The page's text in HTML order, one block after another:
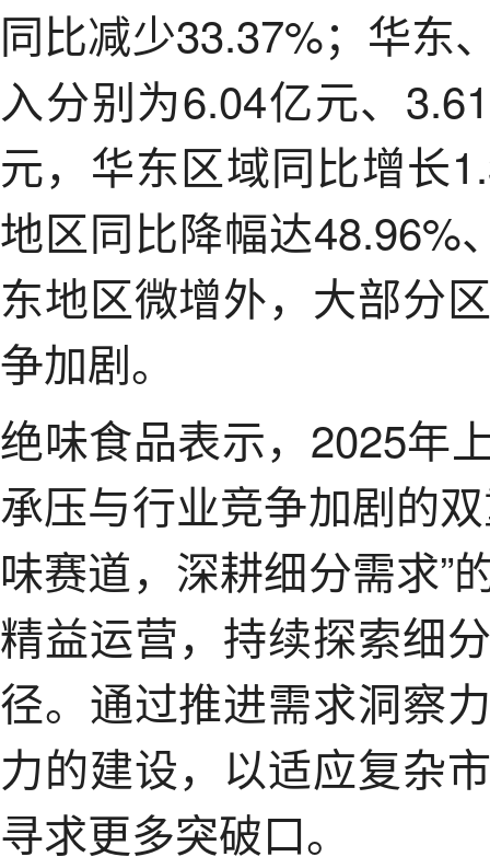
同比减少33.37%；华东
入分别为6.04亿元、
元，华东区域同比增长
地区同比降幅达48.96%
东地区微增外，大部分
争加剧。
绝味食品表示，2025年
承压与行业竞争加剧的
味赛道，深耕细分需求”
精益运营，持续探索细
径。通过推进需求洞察
力的建设，以适应复杂
寻求更多突破口。